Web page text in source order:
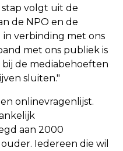
stap volgt uit de
de NPO en de
verbinding met ons
met ons publiek is
de mediabehoeften
sluiten."
onlinevragenlijst.
aan 2000
Iedereen die wil